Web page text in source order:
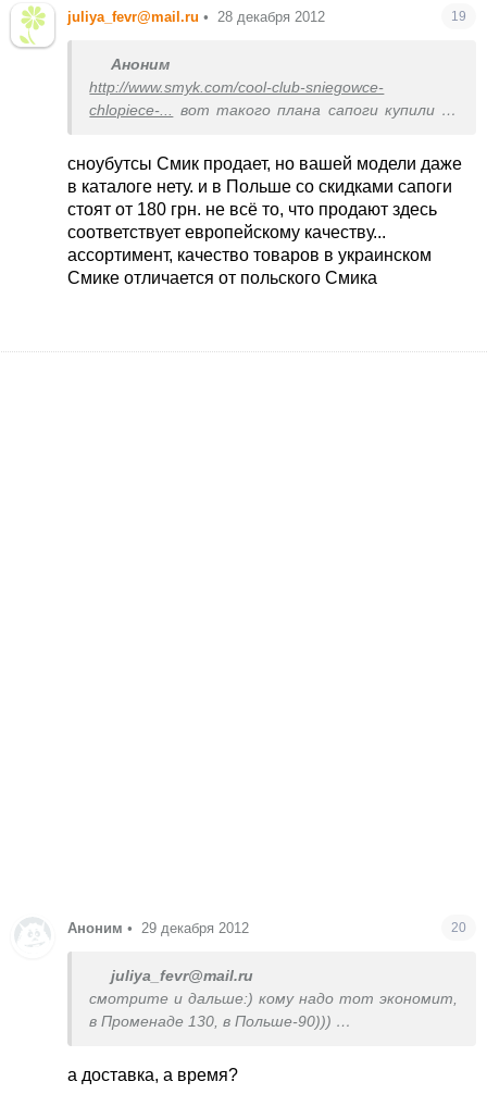
juliya_fevr@mail.ru • 28 декабря 2012 19
Аноним
http://www.smyk.com/cool-club-sniegowce-
chlopiece-... вот такого плана сапоги купили за
http://cs416823.userapi.com/v416823730/812/YZvLws-...
сноубутсы Смик продает, но вашей модели даже
в каталоге нету. и в Польше со скидками сапоги
стоят от 180 грн. не всё то, что продают здесь
соответствует европейскому качеству...
ассортимент, качество товаров в украинском
Смике отличается от польского Смика
Аноним • 29 декабря 2012 20
juliya_fevr@mail.ru
смотрите и дальше:) кому надо тот экономит,
в Променаде 130, в Польше-90)))
а доставка, а время?